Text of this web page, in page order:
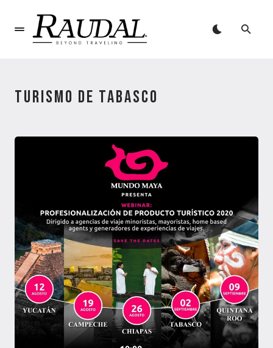
TURISMO DE TABASCO